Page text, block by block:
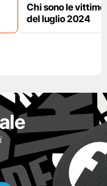
Chi sono le
del luglio 2024